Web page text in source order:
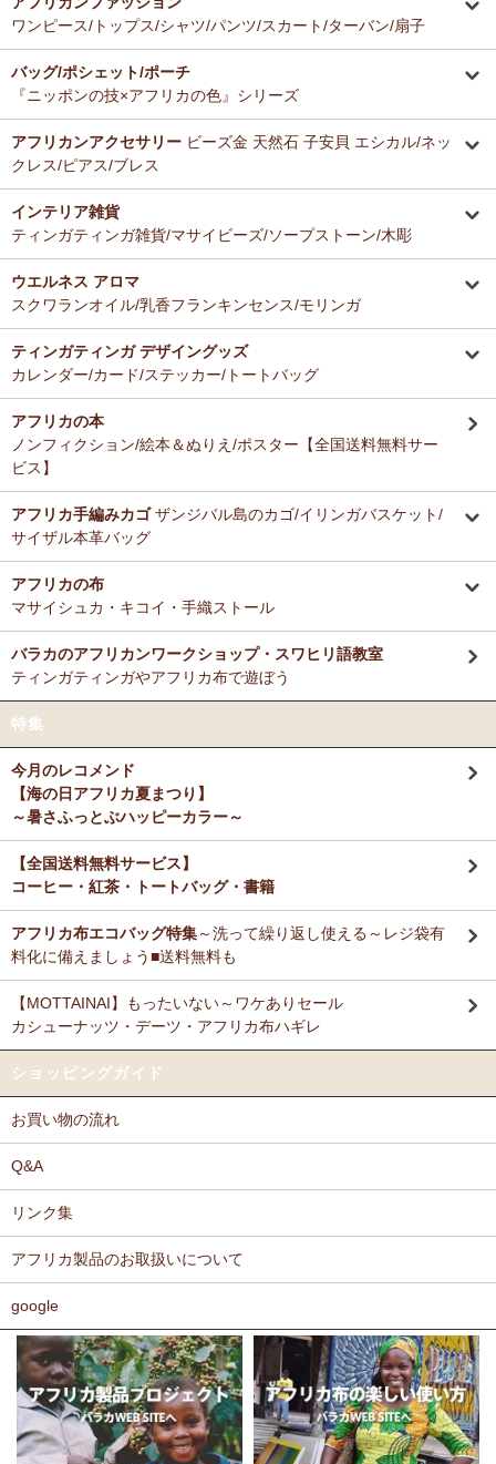
ーナー新入荷！
12/16：ガウチョパンツ～キテンゲ◇ハイクオリティ◇で仕立てた
新作登場！～楽ちんクロップド丈～
12/16：キテンゲ 本革ショルダーミニバッグ 3WAY 斜掛けOK～
キテンゲ◇ハイクオリティ◇で仕立てた新作登場！『ニッポンの
技×アフリカの色』
12/4：ティンガティンガ・アート～Mサイズの作品 新入荷！作家
名ごとに2つのカテゴリーでご紹介します
→ 作家名 A―L
→ 作家名 M―Z
12/4：ティンガティンガ・アート～チャリンダの作品コーナー
入荷！
私たちバラカは、チャリンダが遺してくださった作品を、これか
らも大切に紹介してまいります。
ナー新入荷！
12/3：巻くポーチ 〈2サイズ展開〉～ガラスとんぼ玉付き 新入
荷！
12/3：ティンガティンガ・アート～Sサイズの作品 新入荷！作家
名ごとに2つのカテゴリーでご紹介します
→ 作家名 A―L
→ 作家名 M―Z
11/25：ティンガティンガ・アート～Lサイズの作品 新入荷！作家
→ 作家名 A―L
→ 作家名 M―Z
11/25：ティンガティンガ・アート～Sサイズの作品 新入荷！作家
11/21：【新登場】サロペットパンツ～ゆったり2way～
大人上品シルエット
11/20：キテンゲ本革 ころりんトートバッグ～キテンゲ◇ハイク
オリティ◇で仕立てた新作登場！『ニッポンの技×アフリカの色』
ケあり 賞味期限間近セール！
11/18：ティンガティンガ・アート【会員様シークレットセール】
11/17：ティンガティンガ・アート～ロングサイズ（縦長・横長）
の作品新入荷！
11/17：ティンガティンガ・アート～マサイの作品新入荷！
～木彫職人ハンドメイド
荷！
11/11：ティンガティンガ・アート～Sサイズの作品 新入荷！作家
名ごとに2つのカテゴリーでご紹介します
→ 作家名 A―L
11/10：ティンガティンガ・アート【会員様シークレットセール】
～ワケあり限定品入荷！
11/5：ティンガティンガ・アート～Lサイズの作品 新入荷！作家
名ごとに2つのカテゴリーでご紹介します
→ 作家名 A―L
→ 作家名 M―Z
とても美味しくて毎日使っています。どのお料理なんにでも合いま
す。
Ａ さまより ティンガティンガ・アートへのご感想
ドゥケさんの画は数年前から気になっていて、今回思いきって購入す
ることにしました。とても楽しみにしております。
バラカの紅茶は香りがよくて大好きです。これからも愛飲させていた
だきます。
Ｓ さまより キテンゲ平ポーチへのご感想
以前プレゼントでいただいた平ポーチ、母子手帳がちょうど入り、毎
日使っています。
今回同じ「中サイズ」を買いましたが、造りがわずかに異なるよう
で、1センチくらい心持ち小くて母子手帳がぎりぎり入りませんでし
でもこちらもカワイイので化粧入れなどに使います。
ミルクティーに合わせる毎朝の紅茶として、味とコストのバランスが
非常に良く、長く家族で愛飲しています。
M さまより キテンゲde洗える立体布マスク～やさしいゴ
ム リバーシブルOKへのご感想
お揃いの柄のフレアスリーブワンピースとペアで使ってます！大のお
気に入り♪
Ｙ さまより キテンゲティアードパンツへのご感想
M さまより キテンゲ ランチクロスへのご感想
たいへん吸水性良いです。大判でハンカチとして便利に使えます。
T さまより キテンゲ フレアスリーブ ロングワンピースへ
のご感想
デザイン、着心地、完璧です！ずっと作って欲しいです。よろしくお
願いします！
Ｎさまより キテンゲ リバーシブルB4トートバッグへのご
感想
以上に頑丈で持ちやすい。
Ｆさまより キテンゲ へのご感想
どのキテンゲも素敵な柄ばかりであれもこれも欲しかったのですが、
おこうと思っています。
ダンで北欧テイストを思わせるようなものもあったりして、毎回購入
するたびに嬉しく眺め入っております。
この布では何を作ろうか、どう飾ろうか・・・などと、想像力をかき
布の手触りもよく、縫いやすいので、大変気に入っております。
ホームページには目の詰まった綿素材のものを仕入れているとありま
したが、薄手のものや、ちょっと変わった素材のものも気になりま
す。常にたくさんの種類のあるカンガやキテンゲですが、新作新柄が
どんどん増えることを期待しております。
ワンピース/トップス/シャツ/パンツ/スカート/ターバン/扇子
バッグ/ポシェット/ポーチ
『ニッポンの技×アフリカの色』シリーズ
アフリカンアクセサリー ビーズ金 天然石 子安貝 エシカル/ネッ
クレス/ピアス/ブレス
インテリア雑貨
ティンガティンガ雑貨/マサイビーズ/ソープストーン/木彫
ウエルネス アロマ
スクワランオイル/乳香フランキンセンス/モリンガ
ティンガティンガ デザイングッズ
カレンダー/カード/ステッカー/トートバッグ
アフリカの本
ノンフィクション/絵本＆ぬりえ/ポスター【全国送料無料サー
ビス】
アフリカ手編みカゴザンジバル島のカゴ/イリンガバスケット/
サイザル本革バッグ
アフリカの布
マサイシュカ・キコイ・手織ストール
バラカのアフリカンワークショップ・スワヒリ語教室
ティンガティンガやアフリカ布で遊ぼう
特集
今月のレコメンド
【海の日アフリカ夏まつり】
～暑さふっとぶハッピーカラー～
【全国送料無料サービス】
コーヒー・紅茶・トートバッグ・書籍
アフリカ布エコバッグ特集～洗って繰り返し使える～レジ袋有
料化に備えましょう■送料無料も
【MOTTAINAI】もったいない～ワケありセール
カシューナッツ・デーツ・アフリカ布ハギレ
ショッピングガイド
お買い物の流れ
Q&A
リンク集
アフリカ製品のお取扱いについて
google